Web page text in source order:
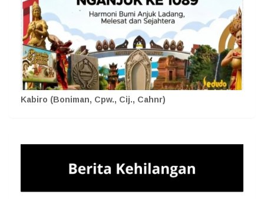
Kabiro (Boniman, Cpw., Cij., Cahnr)